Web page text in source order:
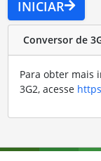
INICIAR
Conversor de
Para obter mais
3G2, acesse